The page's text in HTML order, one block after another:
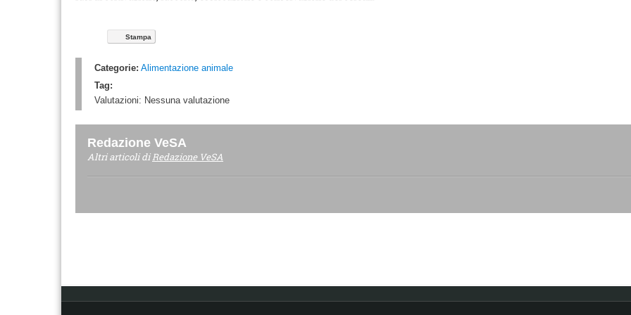
Stampa
Categorie: Alimentazione animale
Tag:
Valutazioni: Nessuna valutazione
Redazione VeSA
Altri articoli diRedazione VeSA